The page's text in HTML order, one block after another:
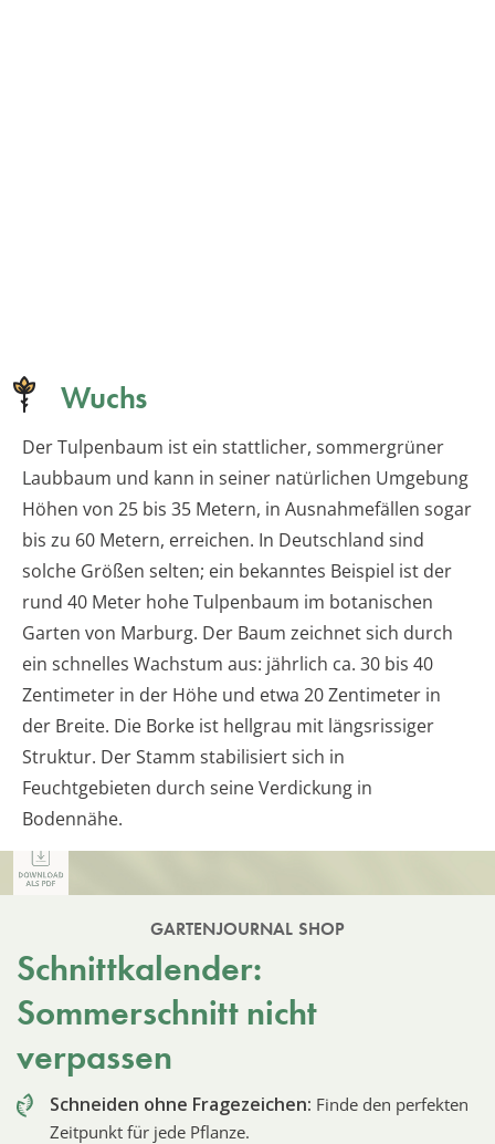
Wuchs
Der Tulpenbaum ist ein stattlicher, sommergrüner
Laubbaum und kann in seiner natürlichen Umgebung
Höhen von 25 bis 35 Metern, in Ausnahmefällen sogar
bis zu 60 Metern, erreichen. In Deutschland sind
solche Größen selten; ein bekanntes Beispiel ist der
rund 40 Meter hohe Tulpenbaum im botanischen
Garten von Marburg. Der Baum zeichnet sich durch
ein schnelles Wachstum aus: jährlich ca. 30 bis 40
Zentimeter in der Höhe und etwa 20 Zentimeter in
der Breite. Die Borke ist hellgrau mit längsrissiger
Struktur. Der Stamm stabilisiert sich in
Feuchtgebieten durch seine Verdickung in
Bodennähe.
GARTENJOURNAL SHOP
Schnittkalender:
Sommerschnitt nicht
verpassen
Schneiden ohne Fragezeichen: Finde den perfekten
Zeitpunkt für jede Pflanze.